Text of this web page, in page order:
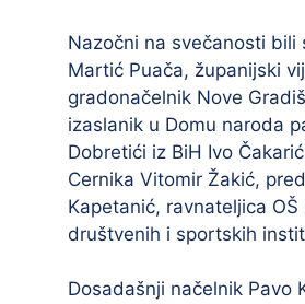
Nazočni na svečanosti bili
Martić Puača, županijski
gradonačelnik Nove
izaslanik u Domu naroda
Dobretići iz BiH Ivo
Cernika Vitomir Žakić,
Kapetanić, ravnateljica
društvenih i sportskih
Dosadašnji načelnik Pavo